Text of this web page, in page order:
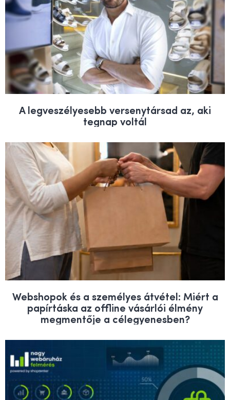
A legveszélyesebb versenytársad az, aki
tegnap voltál
Webshopok és a személyes átvétel: Miért a
papírtáska az offline vásárlói élmény
megmentője a célegyenesben?